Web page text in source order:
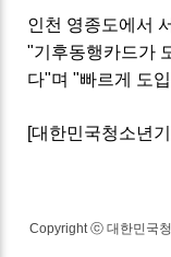
인천 영종도에서
"기후동행카드가
다"며 "빠르게 도
[대한민국청소년
Copyright ⓒ 대한민국